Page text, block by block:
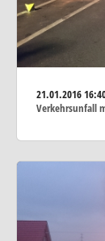
21.01.2016
Verkehrsunfall